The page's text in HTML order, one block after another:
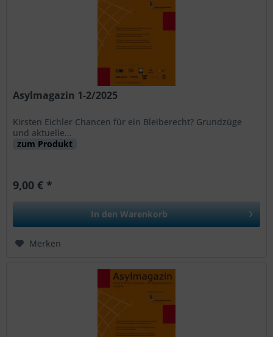
Asylmagazin 1-2/2025
Kirsten Eichler Chancen für ein Bleiberecht? Grundzüge
und aktuelle...
zum Produkt
9,00 € *
In den Warenkorb
Merken